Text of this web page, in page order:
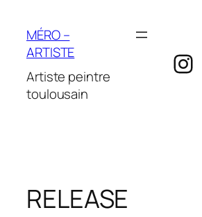
contenu
MÉRO –
ARTISTE
Artiste peintre
toulousain
RELEASE